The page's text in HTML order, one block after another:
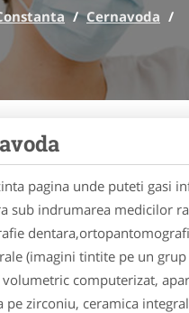
/ Cernavoda /
pagina unde puteti gasi
sub indrumarea medicilor
(imagini tintite pe un
computerizat,
pe zirconiu, ceramica